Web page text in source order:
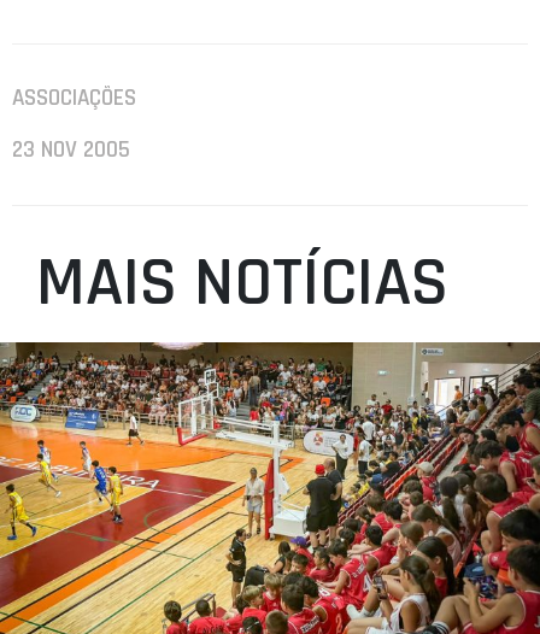
ASSOCIAÇÕES
23 NOV 2005
MAIS NOTÍCIAS